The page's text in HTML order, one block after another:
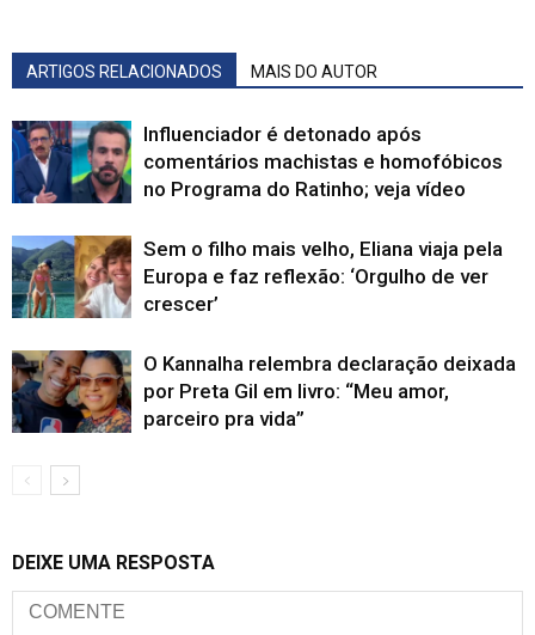
ARTIGOS RELACIONADOS MAIS DO AUTOR
Influenciador é detonado após
comentários machistas e homofóbicos
no Programa do Ratinho; veja vídeo
Sem o filho mais velho, Eliana viaja pela
Europa e faz reflexão: ‘Orgulho de ver
crescer’
O Kannalha relembra declaração deixada
por Preta Gil em livro: “Meu amor,
parceiro pra vida”
DEIXE UMA RESPOSTA